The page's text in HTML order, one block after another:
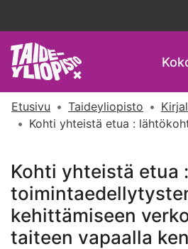
Etusivu Taideyliopisto
Kohti yhteistä etua
kehittämiseen
taiteen vapaalla